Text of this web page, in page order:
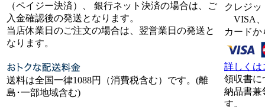
（ペイジー決済）、 銀行ネット決済の場合は、ご
入金確認後の発送となります。
当店休業日のご注文の場合は、翌営業日の発送と
なります。
送料は全国一律1088円（消費税含む）です。(離
島･一部地域含む)
クレジッ
VISA、
カード
詳しくは
領収書に
納品書兼
す。